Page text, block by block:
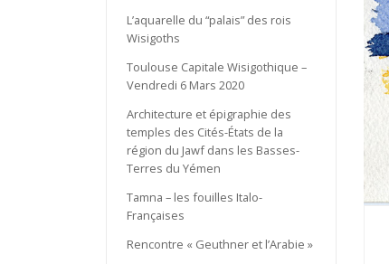
L’aquarelle du “palais” des rois
Wisigoths
Toulouse Capitale Wisigothique –
Vendredi 6 Mars 2020
Architecture et épigraphie des
temples des Cités-États de la
région du Jawf dans les Basses-
Terres du Yémen
Tamna – les fouilles Italo-
Françaises
Rencontre « Geuthner et l’Arabie »